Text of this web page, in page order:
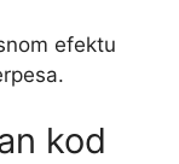
efektu
kod